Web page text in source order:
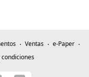
Ventas
e-Paper